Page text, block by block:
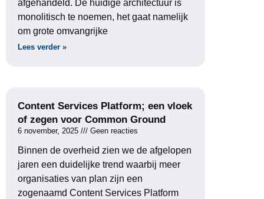
afgehandeld. De huidige architectuur is
monolitisch te noemen, het gaat namelijk
om grote omvangrijke
Lees verder »
Content Services Platform; een vloek
of zegen voor Common Ground
6 november, 2025 Geen reacties
Binnen de overheid zien we de afgelopen
jaren een duidelijke trend waarbij meer
organisaties van plan zijn een
zogenaamd Content Services Platform